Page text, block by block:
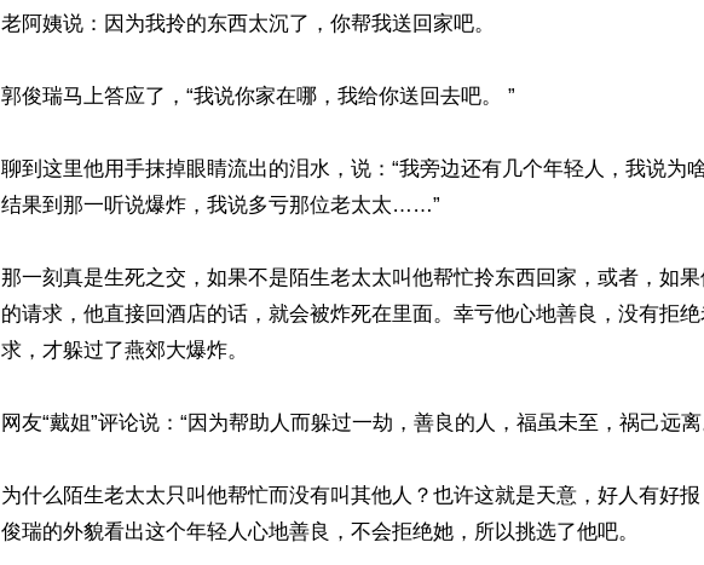
老阿姨说：因为我拎的东西太沉了，你帮我送回家吧。
郭俊瑞马上答应了，“我说你家在哪，我给你送回去吧。 ”
聊到这里他用手抹掉眼睛流出的泪水，说：“我旁边还有几个年轻人，我说为
结果到那一听说爆炸，我说多亏那位老太太……”
那一刻真是生死之交，如果不是陌生老太太叫他帮忙拎东西回家，或者，如
的请求，他直接回酒店的话，就会被炸死在里面。幸亏他心地善良，没有拒
求，才躲过了燕郊大爆炸。
网友“戴姐”评论说：“因为帮助人而躲过一劫，善良的人，福虽未至，祸己远离
为什么陌生老太太只叫他帮忙而没有叫其他人？也许这就是天意，好人有好
俊瑞的外貌看出这个年轻人心地善良，不会拒绝她，所以挑选了他吧。